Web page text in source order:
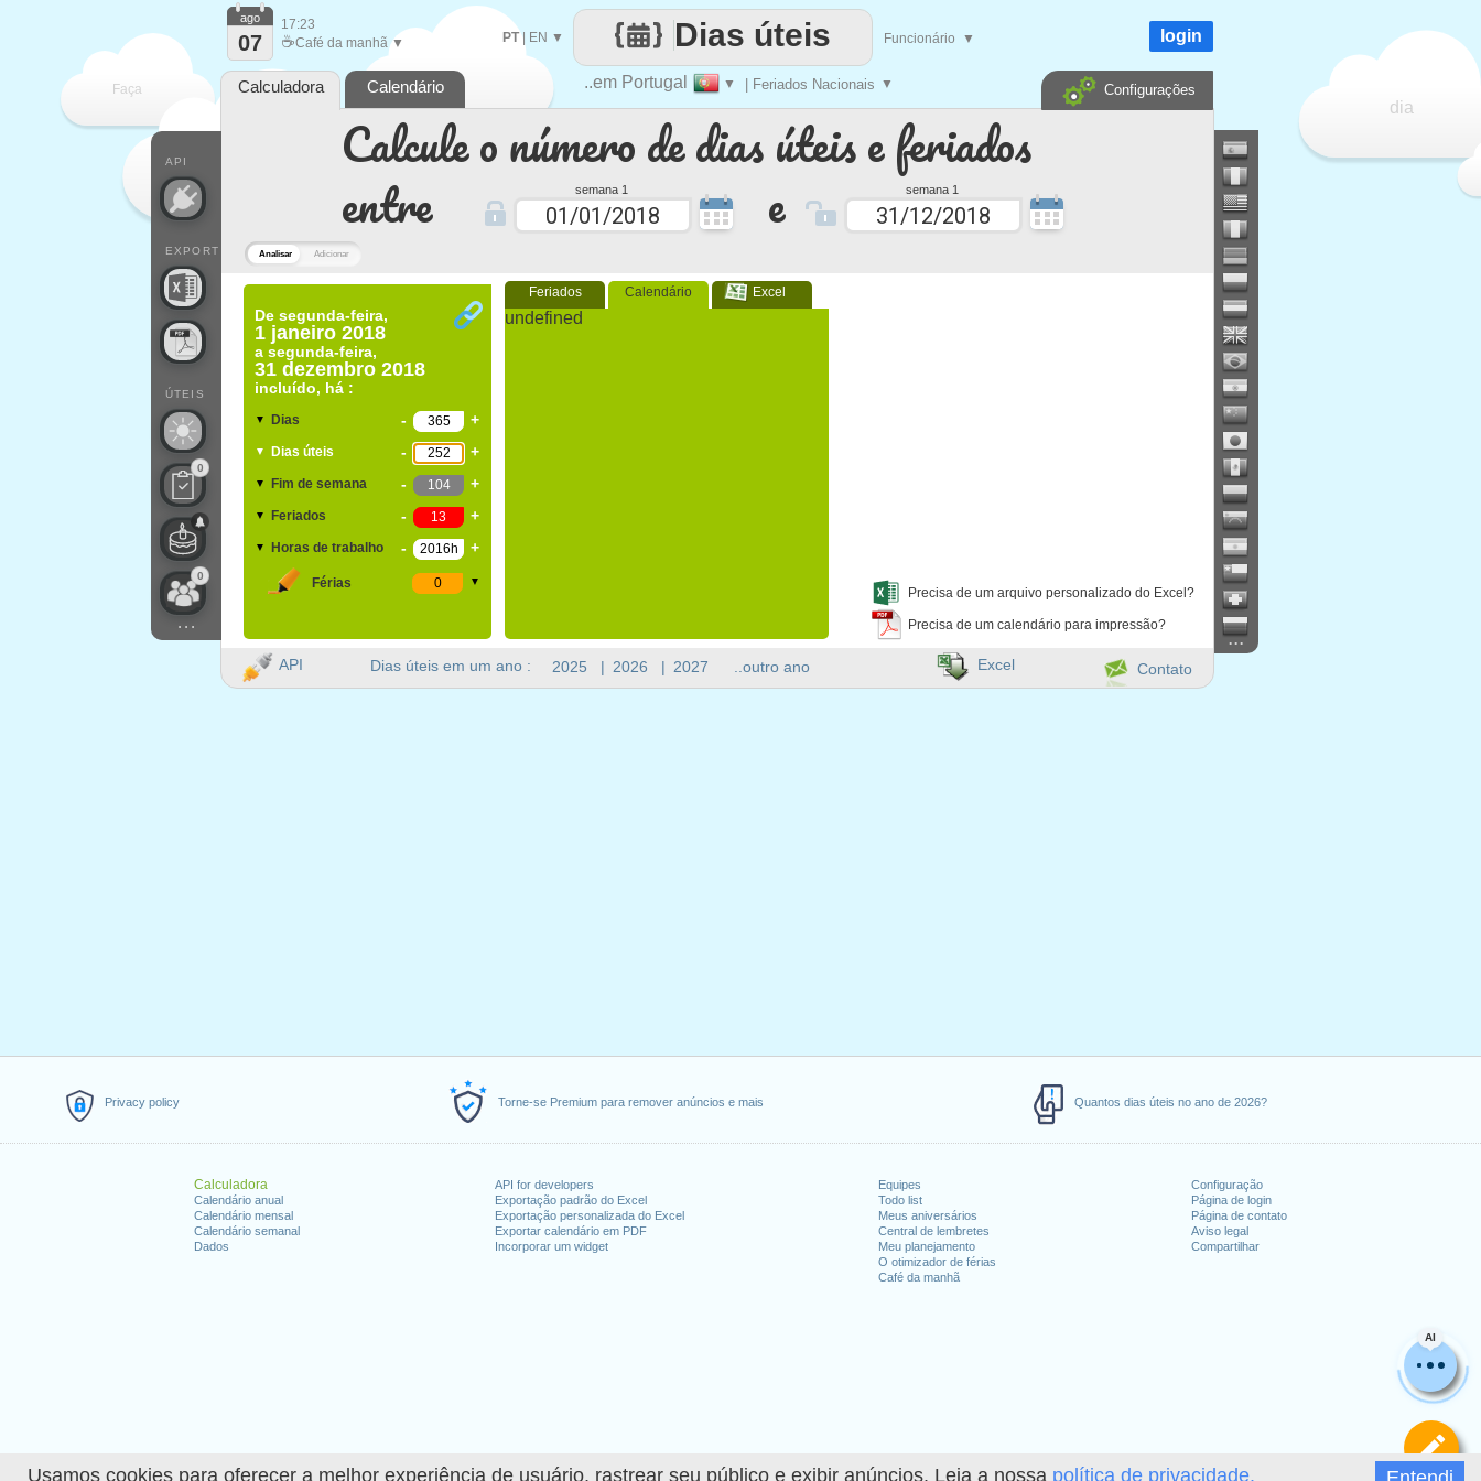
Usamos cookies para oferecer a melhor experiência de usuário, rastrear seu público e exibir anúncios. Leia a nossa política de privacidade.
Privacy policy Torne-se Premium para remover anúncios e mais Quantos dias úteis no ano de 2026?
Calculadora
Calendário anual
Calendário mensal
Calendário semanal
Dados
API for developers
Exportação padrão do Excel
Exportação personalizada do Excel
Exportar calendário em PDF
Incorporar um widget
Equipes
Todo list
Meus aniversários
Central de lembretes
Meu planejamento
O otimizador de férias
Café da manhã
Configuração
Página de login
Página de contato
Aviso legal
Compartilhar
Analisar Adicionar
Calcule o número de dias úteis e feriados
entre
semana 1 e semana 1
De segunda-feira,
1 janeiro 2018
a segunda-feira,
31 dezembro 2018
incluído, há :
▼ Dias - +
▼ Dias úteis - +
▼ Fim de semana - +
▼ Feriados - +
▼ Horas de trabalho - +
Férias ▼
Feriados Calendário Excel
undefined
Precisa de um arquivo personalizado do Excel?
Precisa de um calendário para impressão?
AI
Faça
dia
..em Portugal ▼ | Feriados Nacionais ▼
Dias úteis
PT| EN ▼ Funcionário ▼
API
EXPORT
ÚTEIS
0
0
...
ago
07
17:23
☕Café da manhã ▼ login
Calculadora Calendário Configurações
Dias úteis em um ano : 2025 | 2026 | 2027 ..outro ano
...
API Contato
Excel